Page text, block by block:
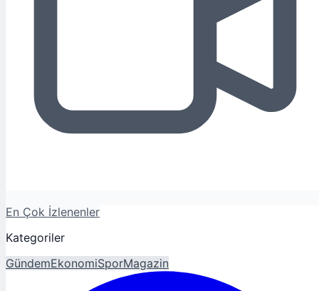
En Çok İzlenenler
Kategoriler
GündemEkonomiSporMagazin